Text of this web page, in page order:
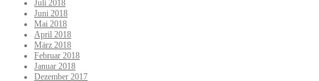
Juli 2018
Juni 2018
Mai 2018
April 2018
März 2018
Februar 2018
Januar 2018
Dezember 2017